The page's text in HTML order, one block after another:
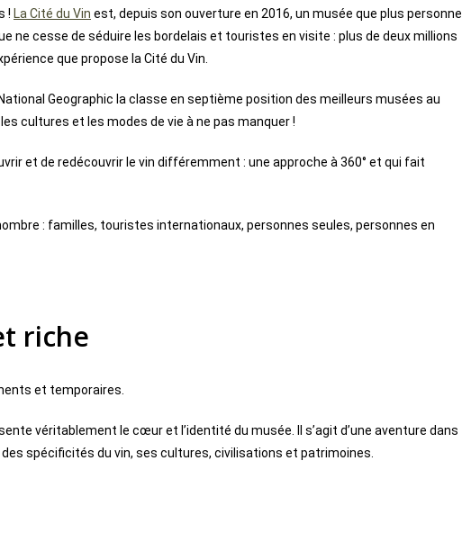
! La Cité du Vin est, depuis son ouverture en 2016, un musée que plus personne
ne cesse de séduire les bordelais et touristes en visite : plus de deux millions
que propose la Cité du Vin.
Geographic la classe en septième position des meilleurs musées au
cultures et les modes de vie à ne pas manquer !
et de redécouvrir le vin différemment : une approche à 360° et qui fait
: familles, touristes internationaux, personnes seules, personnes en
riche
et temporaires.
véritablement le cœur et l’identité du musée. Il s’agit d’une aventure dans
spécificités du vin, ses cultures, civilisations et patrimoines.